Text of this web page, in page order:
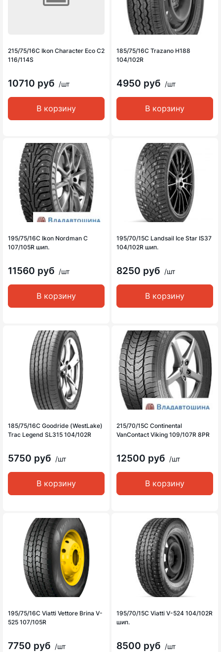
215/75/16C Ikon Character Eco C2
116/114S
10710 руб /шт
В корзину
185/75/16C Trazano H188
104/102R
4950 руб /шт
В корзину
195/75/16C Ikon Nordman C
107/105R шип.
11560 руб /шт
В корзину
195/70/15C Landsail Ice Star IS37
104/102R шип.
8250 руб /шт
В корзину
185/75/16C Goodride (WestLake)
Trac Legend SL315 104/102R
5750 руб /шт
В корзину
215/70/15C Continental
VanContact Viking 109/107R 8PR
12500 руб /шт
В корзину
195/75/16C Viatti Vettore Brina V-
525 107/105R
7750 руб /шт
195/70/15C Viatti V-524 104/102R
шип.
8500 руб /шт